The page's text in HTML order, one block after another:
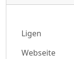
Ligen
Webseite